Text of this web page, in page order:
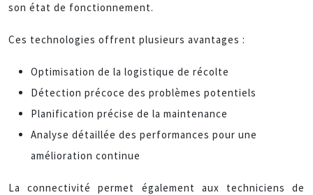
son état de fonctionnement.
Ces technologies offrent plusieurs avantages :
Optimisation de la logistique de récolte
Détection précoce des problèmes potentiels
Planification précise de la maintenance
Analyse détaillée des performances pour une
amélioration continue
La connectivité permet également aux techniciens de